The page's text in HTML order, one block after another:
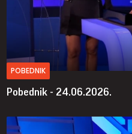
POBEDNIK
Pobednik - 24.06.2026.